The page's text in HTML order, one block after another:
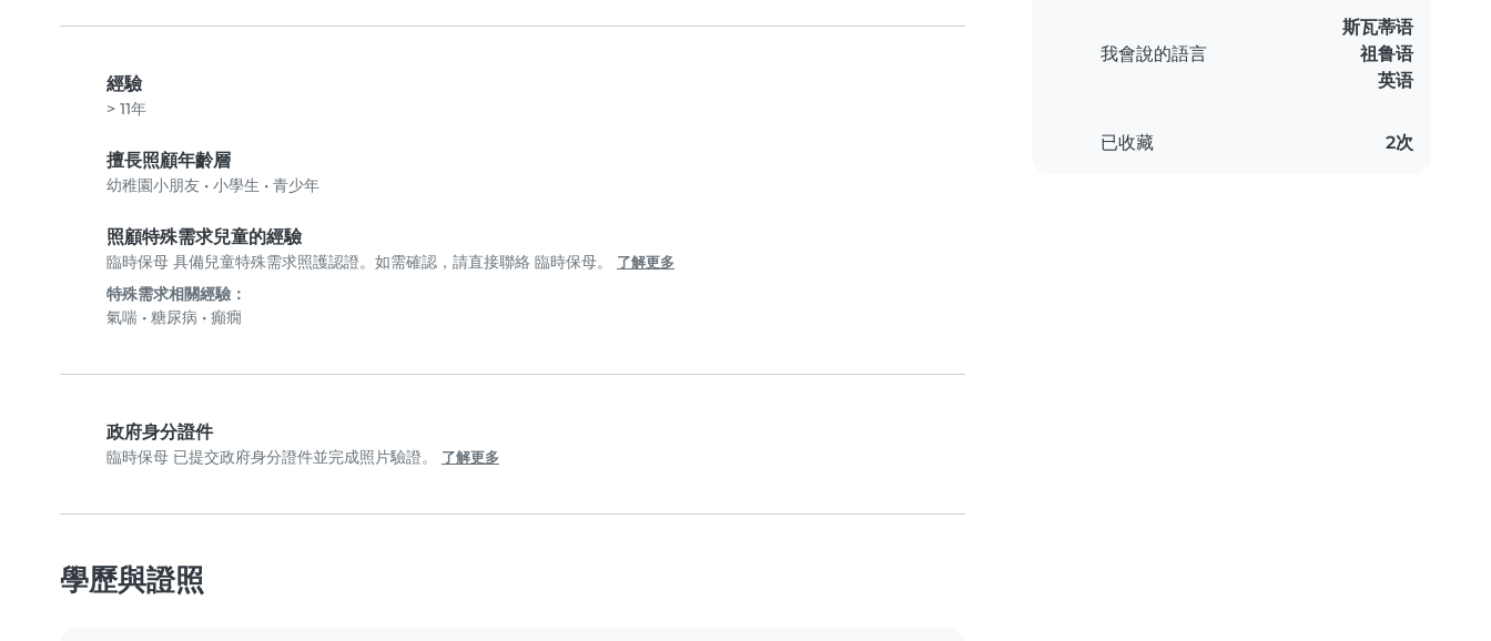
經驗
> 11年
擅長照顧年齡層
幼稚園小朋友 • 小學生 • 青少年
照顧特殊需求兒童的經驗
臨時保母 具備兒童特殊需求照護認證。如需確認，請直接聯絡 臨時保母。 了解更多
特殊需求相關經驗：
氣喘 • 糖尿病 • 癲癇
政府身分證件
臨時保母 已提交政府身分證件並完成照片驗證。 了解更多
我會說的語言
斯瓦蒂语
祖鲁语
英语
已收藏 2次
學歷與證照